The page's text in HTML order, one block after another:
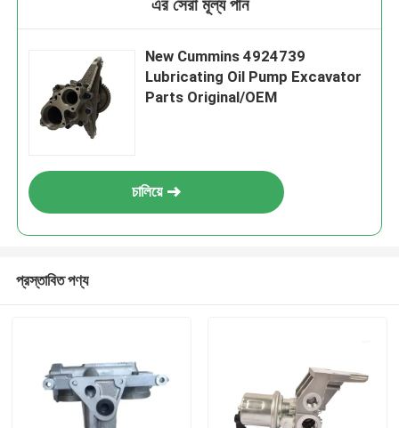
এর সেরা মূল্য পান
New Cummins 4924739
Lubricating Oil Pump Excavator
Parts Original/OEM
চালিয়ে
প্রস্তাবিত পণ্য